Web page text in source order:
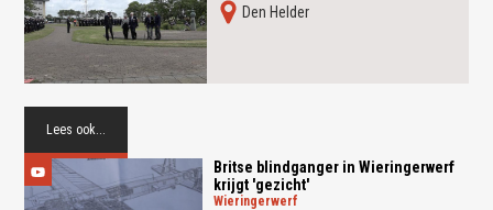
Den Helder
Lees ook...
Britse blindganger in Wieringerwerf
krijgt 'gezicht'
wieringerwerf